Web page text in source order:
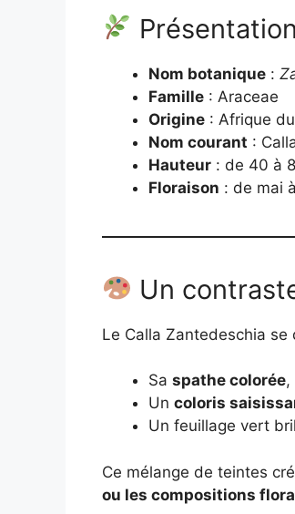
Nom botanique :
Famille : Araceae
Origine : Afrique
Nom courant :
Hauteur : de 40 à
Floraison : de mai
Un
Le Calla Zantedeschia se
Sa spathe colorée,
Un coloris
Un feuillage vert
Ce mélange de teintes
ou les compositions